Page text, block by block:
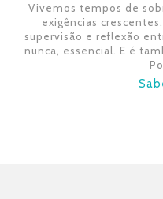
Vivemos tempos de
exigências
supervisão e reflexão
nunca, essencial. E é